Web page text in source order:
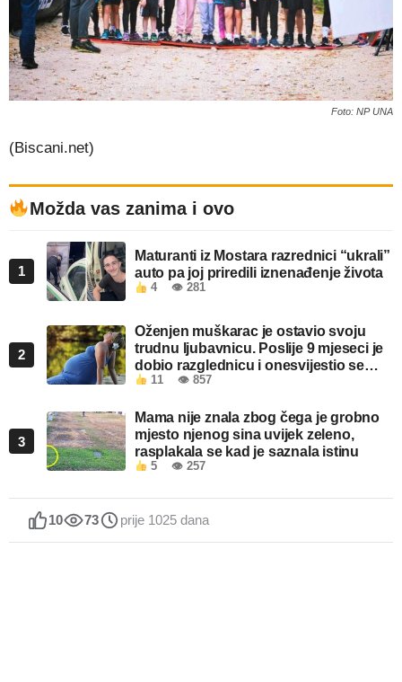
Foto: NP UNA
(Biscani.net)
Možda vas zanima i ovo
1
Maturanti iz Mostara razrednici “ukrali”
auto pa joj priredili iznenađenje života
4 👁 281
2
Oženjen muškarac je ostavio svoju
trudnu ljubavnicu. Poslije 9 mjeseci je
dobio razglednicu i onesvijestio se
kada je pročitao šta piše!
11 👁 857
3
Mama nije znala zbog čega je grobno
mjesto njenog sina uvijek zeleno,
rasplakala se kad je saznala istinu
5 👁 257
10 73 prije 1025 dana